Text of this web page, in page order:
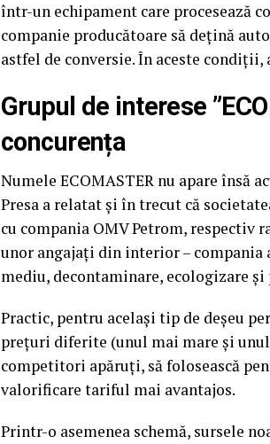
într-un echipament care procesează
companie producătoare să dețină
astfel de conversie. În aceste condiții,
Grupul de interese
concurența
Numele ECOMASTER nu apare însă
Presa a relatat și în trecut că
cu compania OMV Petrom, respectiv
unor angajați din interior –
mediu, decontaminare, ecologizare
Practic, pentru același tip de deșeu
prețuri diferite (unul mai mare și
competitori apăruți, să folosească
valorificare tariful mai avantajos.
Printr-o asemenea schemă, sursele